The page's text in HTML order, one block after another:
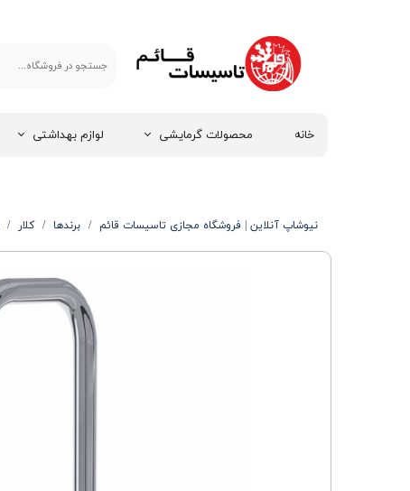
خانه محصولات گرمایشی لوازم بهداشتی
نیوشاپ آنلاین | فروشگاه مجازی تاسیسات قائم برندها کلار